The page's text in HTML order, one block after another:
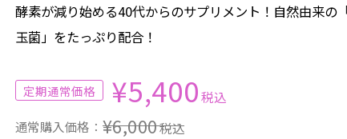
酵素が減り始める40代からのサプリメント！自然由来の
玉菌」をたっぷり配合！
¥5,400 税込
¥6,000税込